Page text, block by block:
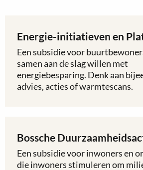
Energie-initiatieven en
Een subsidie voor
samen aan de slag willen met
energiebesparing. Denk aan
advies, acties of warmtescans.
Lees
meer
Energie-
initiatieven
Bossche
Een subsidie voor inwoners en
die inwoners stimuleren om
Lees
meer
over